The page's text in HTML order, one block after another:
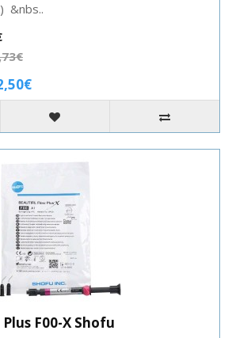
&nbs..
F00-X Shofu